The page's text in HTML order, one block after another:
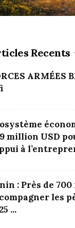
Recents
ARMÉES
million USD
à
: Près de
les
...